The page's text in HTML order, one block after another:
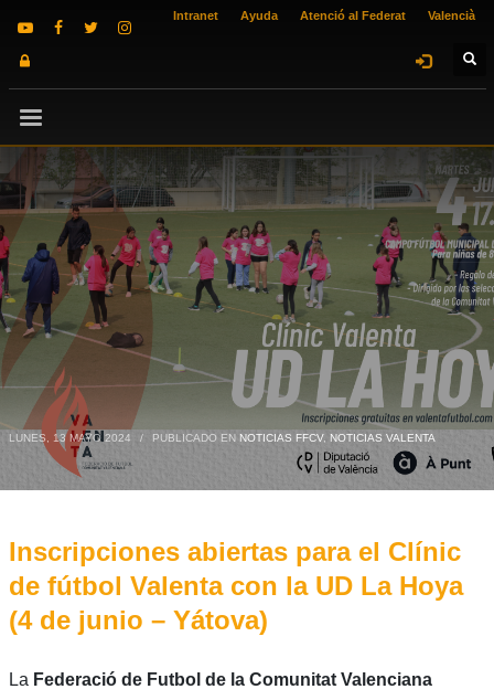
Intranet Ayuda Atenció al Federat Valencià
LUNES, 13 MAYO 2024 / PUBLICADO EN NOTICIAS FFCV, NOTICIAS VALENTA
Inscripciones abiertas para el Clínic
de fútbol Valenta con la UD La Hoya
(4 de junio – Yátova)
La Federació de Futbol de la Comunitat Valenciana